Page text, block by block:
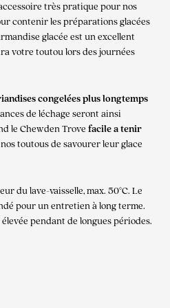
très pratique pour nos
contenir les préparations glacées
glacée est un excellent
votre toutou lors des journées
congelées plus longtemps
de léchage seront ainsi
le Chewden Trove facile a tenir
toutous de savourer leur glace
du lave-vaisselle, max. 50°C. Le
pour un entretien à long terme.
pendant de longues périodes.